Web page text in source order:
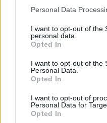
Please note that this
not limited to your visit or
grant or deny consent to
use your data for below
consent section.
Personal Data
I want to opt-out of the
personal data.
Opted In
I want to opt-out of the
Personal Data.
Opted In
I want to opt-out of
Personal Data for
Opted In
2023. 05. 27.|Kultúrpart
Június 10-én érkezik a
Kolozsvári Magyar Opera
rendezővel beszélgettünk.